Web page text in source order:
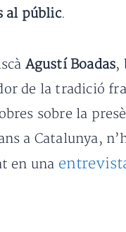
al públic.
Agustí Boadas,
de la tradició
sobre la
a Catalunya,
en una